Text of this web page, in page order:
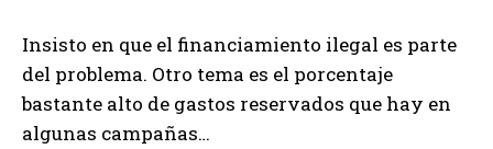
Insisto en que el financiamiento ilegal es parte
del problema. Otro tema es el porcentaje
bastante alto de gastos reservados que hay en
algunas campañas…